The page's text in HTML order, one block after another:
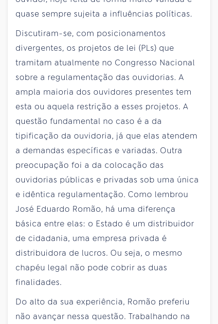
quase sempre sujeita a influências políticas.
Discutiram-se, com posicionamentos
divergentes, os projetos de lei (PLs) que
tramitam atualmente no Congresso Nacional
sobre a regulamentação das ouvidorias. A
ampla maioria dos ouvidores presentes tem
esta ou aquela restrição a esses projetos. A
questão fundamental no caso é a da
tipificação da ouvidoria, já que elas atendem
a demandas específicas e variadas. Outra
preocupação foi a da colocação das
ouvidorias públicas e privadas sob uma única
e idêntica regulamentação. Como lembrou
José Eduardo Romão, há uma diferença
básica entre elas: o Estado é um distribuidor
de cidadania, uma empresa privada é
distribuidora de lucros. Ou seja, o mesmo
chapéu legal não pode cobrir as duas
finalidades.
Do alto da sua experiência, Romão preferiu
não avançar nessa questão. Trabalhando na